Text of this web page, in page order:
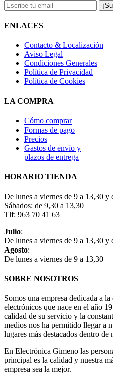
ENLACES
Contacto & Localización
Aviso Legal
Condiciones Generales
Política de Privacidad
Política de Cookies
LA COMPRA
Cómo comprar
Formas de pago
Precios
Gastos de envío y
plazos de entrega
HORARIO TIENDA
De lunes a viernes de 9 a 13,30 y
Sábados: de 9,30 a 13,30
Tlf: 963 70 41 63
Julio:
De lunes a viernes de 9 a 13,30 y
Agosto:
De lunes a viernes de 9 a 13,30
SOBRE NOSOTROS
Somos una empresa dedicada a
electrónicos que nace en el año
calidad de su servicio y la
medios nos ha permitido llegar a
lugares más destacados dentro de
En Electrónica Gimeno las
principal es la calidad y nuestra
empresa sea la mejor.